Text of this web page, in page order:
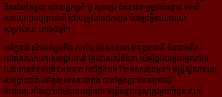
និងរង់ចាំទទួល ដោយអ្នកស្រី មូ សុខហួរ តំណាងរាស្ត្រជាប់ឆ្នោត មកពី
គណបក្សសង្គ្រោះជាតិ ដែលត្រូវបានដកហូត មិនឲ្យធ្វើនយោបាយ
សម្រាប់រយៈពេល៥ឆ្នាំ។
នៅក្នុងដំណើរទស្សនកិច្ច របស់ប្រធានចលនាសង្គ្រោះជាតិ និងជាអតីត
ប្រធានគណបក្សសង្គ្រោះជាតិ ត្រូវបានគេរំពឹងថា ដើម្បីជួបជាមួយអ្នកគាំទ្រ
ដែលមានចំនួនច្រើនរយនាក់ នៅថ្ងៃទី១៤ ខែមេសាខាងមុខ។ មន្ត្រីស្និតចលនា
សង្គ្រោះជាតិ នៅក្នុងប្រទេសបារាំង បានថ្លែងប្រាប់ទស្សនាវដ្ដី
មនោរម្យ.អាំងហ្វូ នៅមុននេះបន្តិចថា មន្ត្រីទទួលខុសត្រូវមួយចំនួន របស់